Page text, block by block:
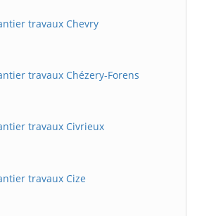
travaux Chevry
travaux Chézery-Forens
travaux Civrieux
travaux Cize